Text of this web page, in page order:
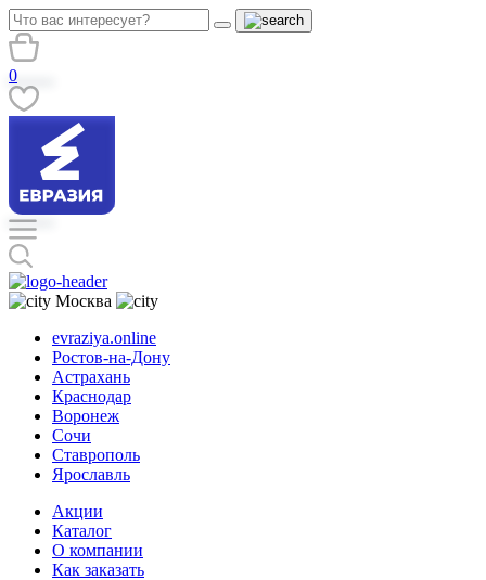
0
Москва
evraziya.online
Ростов-на-Дону
Астрахань
Краснодар
Воронеж
Сочи
Ставрополь
Ярославль
Акции
Каталог
О компании
Как заказать